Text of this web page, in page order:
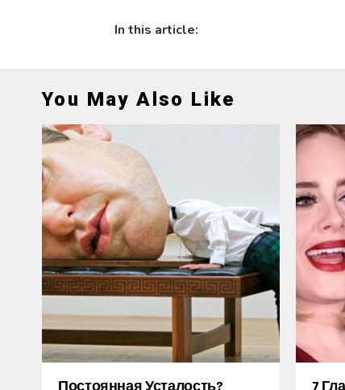
In this article:
You May Also Like